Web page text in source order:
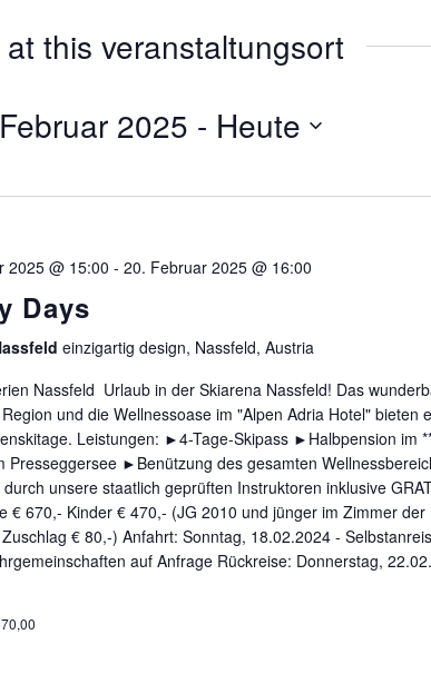
this veranstaltungsort
16. Februar 2025 - Heute
2025 @ 15:00 - 20. Februar 2025 @ 16:00
Days
einzigartig design, Nassfeld, Austria
Nassfeld Urlaub in der Skiarena Nassfeld! Das
und die Wellnessoase im "Alpen Adria Hotel" bieten
Leistungen: ►4-Tage-Skipass ►Halbpension im
Presseggersee ►Benützung des gesamten
unsere staatlich geprüften Instruktoren inklusive
€ 670,- Kinder € 470,- (JG 2010 und jünger im Zimmer
€ 80,-) Anfahrt: Sonntag, 18.02.2024 -
auf Anfrage Rückreise: Donnerstag,